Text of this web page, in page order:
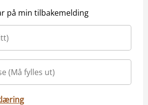
på min tilbakemelding